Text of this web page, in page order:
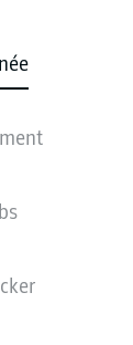
STATISTIQUES
11.04.2027